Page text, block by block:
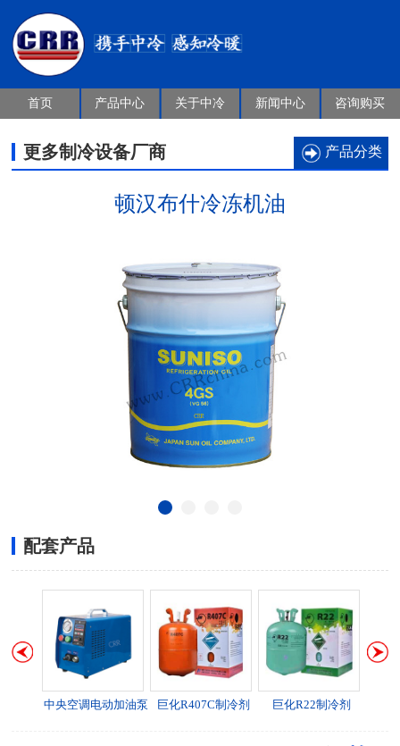
首页 产品中心 关于中冷 新闻中心 咨询购买
更多制冷设备厂商 产品分类
顿汉布什冷冻机油
配套产品
中央空调电动加油泵 巨化R407C制冷剂 巨化R22制冷剂